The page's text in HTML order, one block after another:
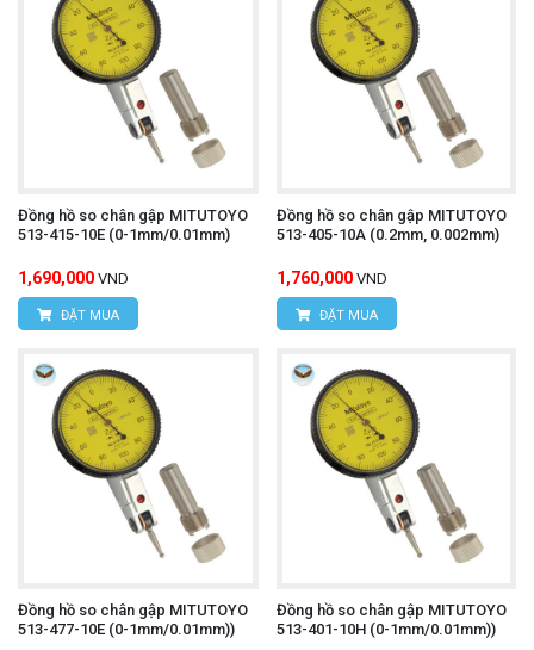
Đồng hồ so chân gập MITUTOYO
513-415-10E (0-1mm/0.01mm)
1,690,000 VND
ĐẶT MUA
Đồng hồ so chân gập MITUTOYO
513-405-10A (0.2mm, 0.002mm)
1,760,000 VND
ĐẶT MUA
Đồng hồ so chân gập MITUTOYO
513-477-10E (0-1mm/0.01mm))
Đồng hồ so chân gập MITUTOYO
513-401-10H (0-1mm/0.01mm))